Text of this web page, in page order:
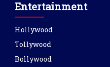
Entertainment
Hollywood
Tollywood
Bollywood